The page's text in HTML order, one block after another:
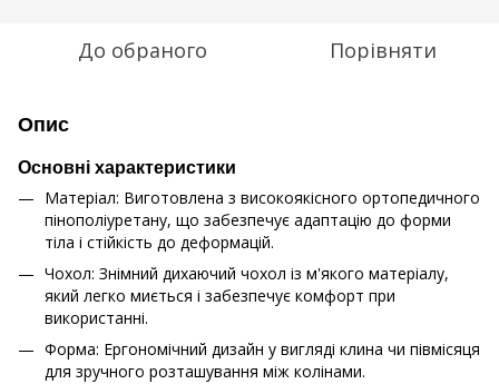
До обраного Порівняти
Опис
Основні характеристики
Матеріал: Виготовлена з високоякісного ортопедичного
пінополіуретану, що забезпечує адаптацію до форми
тіла і стійкість до деформацій.
Чохол: Знімний дихаючий чохол із м'якого матеріалу,
який легко миється і забезпечує комфорт при
використанні.
Форма: Ергономічний дизайн у вигляді клина чи півмісяця
для зручного розташування між колінами.